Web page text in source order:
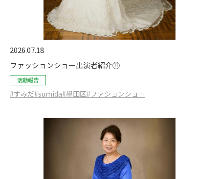
2026.07.18
ファッションショー出演者紹介⑪
活動報告
#すみだ#sumida#墨田区#ファションショー